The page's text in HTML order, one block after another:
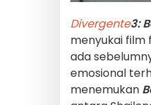
Divergente3:
menyukai film
ada
emosional
menemukan